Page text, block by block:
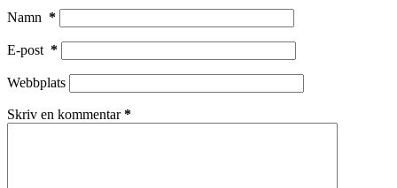
Namn *
E-post *
Webbplats
Skriv en kommentar*